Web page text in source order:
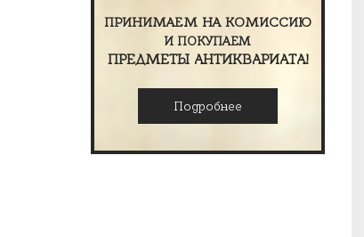
ПРИНИМАЕМ НА КОМИССИЮ
И ПОКУПАЕМ
ПРЕДМЕТЫ АНТИКВАРИАТА!
Подробнее